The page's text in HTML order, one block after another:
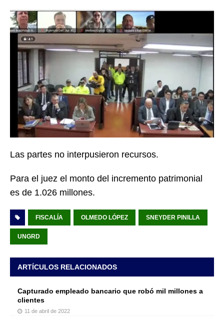
Las partes no interpusieron recursos.
Para el juez el monto del incremento patrimonial
es de 1.026 millones.
FISCALÍA OLMEDO LÓPEZ SNEYDER PINILLA
UNGRD
ARTÍCULOS RELACIONADOS
Capturado empleado bancario que robó mil millones a
clientes
11 de abril de 2022